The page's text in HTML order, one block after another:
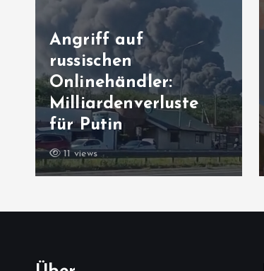
Angriff auf
russischen
Onlinehändler:
Milliardenverluste
für Putin
11 views